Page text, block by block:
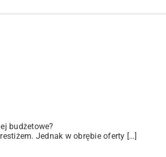
budżetowe?
Jednak w obrębie oferty […]